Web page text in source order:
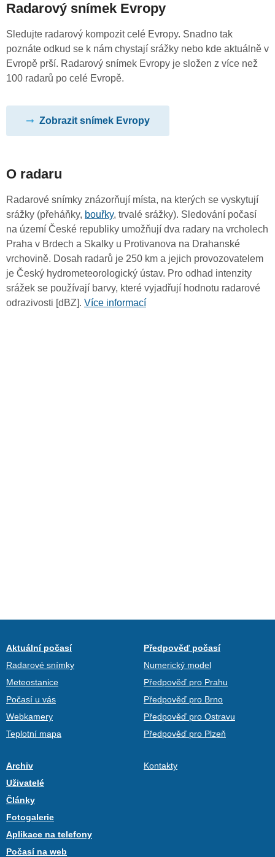
Radarový snímek Evropy
Sledujte radarový kompozit celé Evropy. Snadno tak
poznáte odkud se k nám chystají srážky nebo kde aktuálně v
Evropě prší. Radarový snímek Evropy je složen z více než
100 radarů po celé Evropě.
Zobrazit snímek Evropy
O radaru
Radarové snímky znázorňují místa, na kterých se vyskytují
srážky (přeháňky, bouřky, trvalé srážky). Sledování počasí
na území České republiky umožňují dva radary na vrcholech
Praha v Brdech a Skalky u Protivanova na Drahanské
vrchovině. Dosah radarů je 250 km a jejich provozovatelem
je Český hydrometeorologický ústav. Pro odhad intenzity
srážek se používají barvy, které vyjadřují hodnotu radarové
odrazivosti [dBZ]. Více informací
Aktuální počasí
Radarové snímky
Meteostanice
Počasí u vás
Webkamery
Teplotní mapa
Předpověď počasí
Numerický model
Předpověď pro Prahu
Předpověď pro Brno
Předpověď pro Ostravu
Předpověď pro Plzeň
Archiv
Uživatelé
Články
Fotogalerie
Aplikace na telefony
Počasí na web
Kontakty